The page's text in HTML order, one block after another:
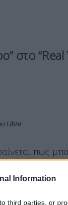
Information
third parties, or
στο “Real
Libre
πως
του OPEN,
χθες
της